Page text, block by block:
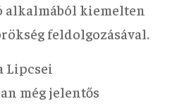
alkalmából kiemelten
feldolgozásával.
Lipcsei
még jelentős